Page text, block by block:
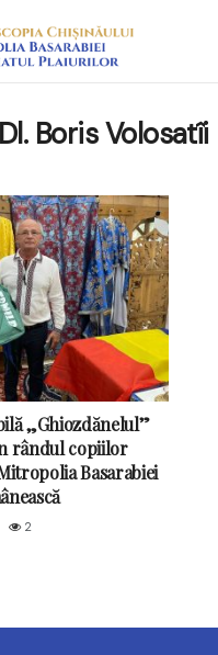
Dl. Boris Volosatîi
„Ghiozdănelul”
rândul copiilor
Basarabiei
2